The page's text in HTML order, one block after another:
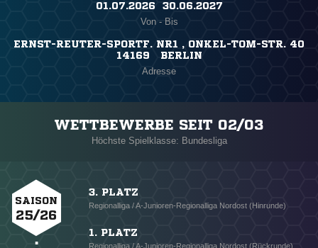
01.07.2026 ​ 30.06.2027
Von - Bis
ERNST-REUTER-SPORTF. NR1 , ONKEL-TOM-STR. 40
14169 BERLIN
Adresse
WETTBEWERBE SEIT 02/03
Höchste Spielklasse: Bundesliga
SAISON
25/26
3. PLATZ
Regionalliga / A-Junioren-Regionalliga Nordost (Hinrunde)
1. PLATZ
Regionalliga / A-Junioren-Regionalliga Nordost (Rückrunde)